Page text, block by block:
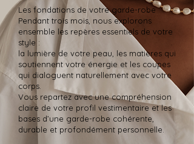
Les fondations de votre garde-robe
Pendant trois mois, nous explorons
ensemble les repères essentiels de votre
style :
la lumière de votre peau, les matières qui
soutiennent votre énergie et les coupes
qui dialoguent naturellement avec votre
corps.
Vous repartez avec une compréhension
claire de votre profil vestimentaire et les
bases d’une garde-robe cohérente,
durable et profondément personnelle.